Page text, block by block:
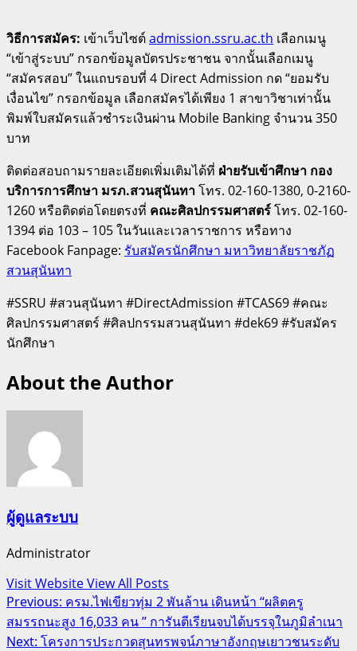
วิธีการสมัคร: เข้าเว็บไซต์admission.ssru.ac.th เลือกเมนู
“เข้าสู่ระบบ” กรอกข้อมูลบัตรประชาชน จากนั้นเลือกเมนู
“สมัครสอบ” ในแถบรอบที่ 4 Direct Admission กด “ยอมรับ
เงื่อนไข” กรอกข้อมูล เลือกสมัครได้เพียง 1 สาขาวิชาเท่านั้น
พิมพ์ใบสมัครแล้วชำระเงินผ่าน Mobile Banking จำนวน 350
บาท
ติดต่อสอบถามรายละเอียดเพิ่มเติมได้ที่ ฝ่ายรับเข้าศึกษา กอง
บริการการศึกษา มรภ.สวนสุนันทาโทร. 02-160-1380, 0-2160-
1260หรือติดต่อโดยตรงที่ คณะศิลปกรรมศาสตร์โทร. 02-160-
1394 ต่อ 103 – 105 ในวันและเวลาราชการ หรือทาง
Facebook Fanpage: รับสมัครนักศึกษา มหาวิทยาลัยราชภัฏ
สวนสุนันทา
#SSRU #สวนสุนันทา #DirectAdmission #TCAS69 #คณะ
ศิลปกรรมศาสตร์ #ศิลปกรรมสวนสุนันทา #dek69 #รับสมัคร
นักศึกษา
About the Author
ผู้ดูแลระบบ
Administrator
Visit WebsiteView All Posts
Post
navigation
Previous: ครม.ไฟเขียวทุ่ม 2 พันล้าน เดินหน้า “ผลิตครู
สมรรถนะสูง 16,033 คน ” การันตีเรียนจบได้บรรจุในภูมิลำเนา
Next: โครงการประกวดสุนทรพจน์ภาษาอังกฤษเยาวชนระดับ